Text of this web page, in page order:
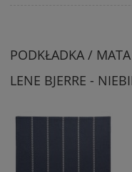
PODKŁADKA /
LENE BJERRE -